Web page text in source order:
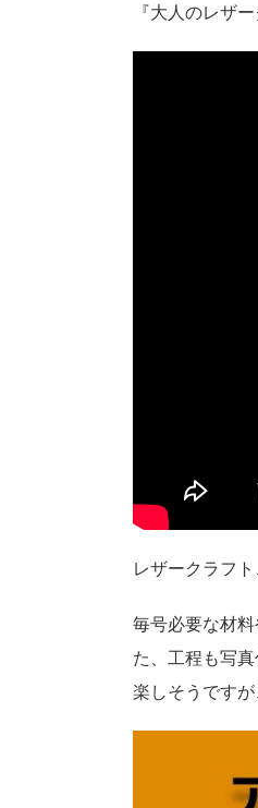
『大人のレザ
レザークラフ
毎号必要な材
た、工程も写
楽しそうですが